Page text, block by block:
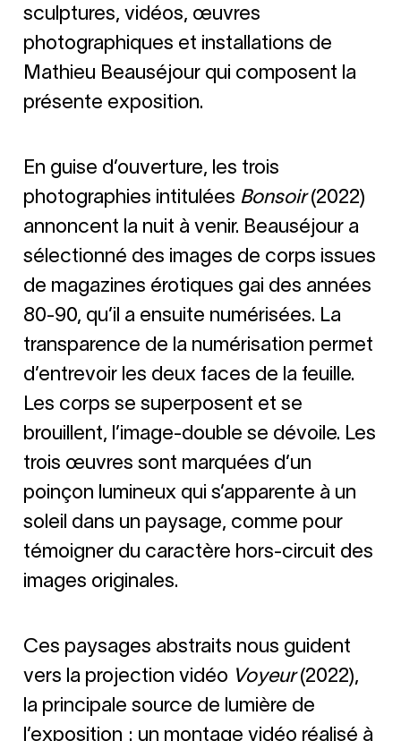
sculptures, vidéos, œuvres
photographiques et installations de
Mathieu Beauséjour qui composent la
présente exposition.
En guise d’ouverture, les trois
photographies intitulées Bonsoir(2022)
annoncent la nuit à venir. Beauséjour a
sélectionné des images de corps issues
de magazines érotiques gai des années
80-90, qu’il a ensuite numérisées. La
transparence de la numérisation permet
d’entrevoir les deux faces de la feuille.
Les corps se superposent et se
brouillent, l’image-double se dévoile. Les
trois œuvres sont marquées d’un
poinçon lumineux qui s’apparente à un
soleil dans un paysage, comme pour
témoigner du caractère hors-circuit des
images originales.
Ces paysages abstraits nous guident
vers la projection vidéo Voyeur(2022),
la principale source de lumière de
l’exposition : un montage vidéo réalisé à